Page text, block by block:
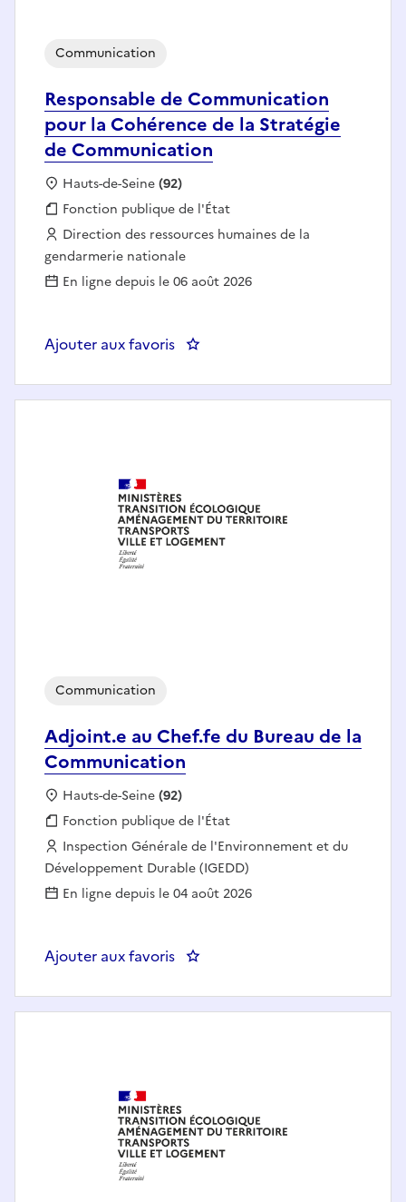
Responsable de Communication
pour la Cohérence de la Stratégie
de Communication
Communication
Localisation :
Hauts-de-Seine(92)
Fonction publique :
Fonction publique de l'État
Employeur :
Direction des ressources humaines de la
gendarmerie nationale
En ligne depuis le 06 août 2026
Ajouter aux favoris : Responsable de
Adjoint.e au Chef.fe du Bureau de la
Communication
Communication
Localisation :
Hauts-de-Seine(92)
Fonction publique :
Fonction publique de l'État
Employeur :
Inspection Générale de l'Environnement et du
Développement Durable (IGEDD)
En ligne depuis le 04 août 2026
Ajouter aux favoris : Adjoint.e au Chef.fe du